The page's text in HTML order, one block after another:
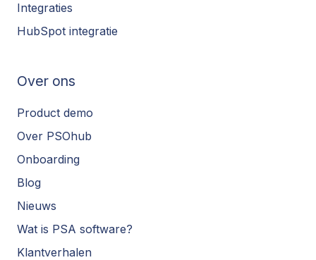
Integraties
HubSpot integratie
Over ons
Product demo
Over PSOhub
Onboarding
Blog
Nieuws
Wat is PSA software?
Klantverhalen